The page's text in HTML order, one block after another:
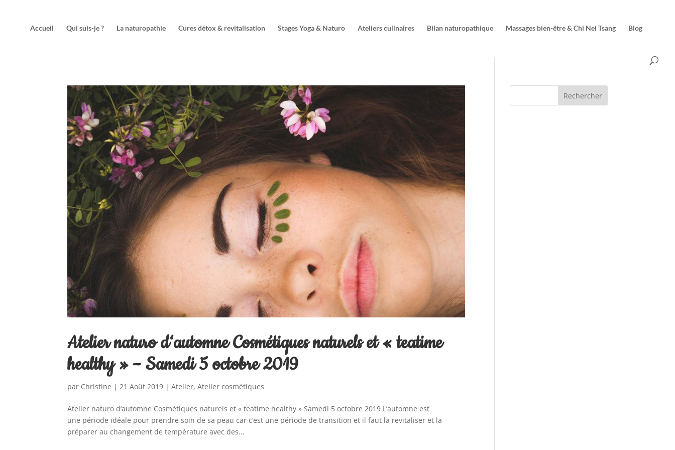
Accueil Qui suis-je ? La naturopathie Cures détox & revitalisation Stages Yoga & Naturo Ateliers culinaires Bilan naturopathique Massages bien-être & Chi Nei Tsang Blog
Atelier naturo d‘automne Cosmétiques naturels et « teatime
healthy » – Samedi 5 octobre 2019
par Christine | 21 Août 2019 |Atelier,Atelier cosmétiques
Atelier naturo d‘automne Cosmétiques naturels et « teatime healthy » Samedi 5 octobre 2019 L’automne est
une période idéale pour prendre soin de sa peau car c’est une période de transition et il faut la revitaliser et la
préparer au changement de température avec des...